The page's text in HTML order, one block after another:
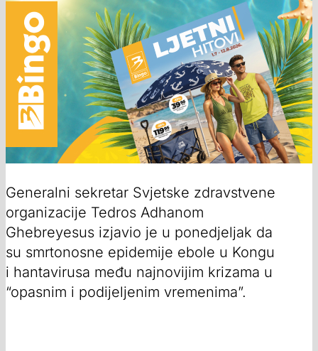
Generalni sekretar Svjetske zdravstvene
organizacije Tedros Adhanom
Ghebreyesus izjavio je u ponedjeljak da
su smrtonosne epidemije ebole u Kongu
i hantavirusa među najnovijim krizama u
“opasnim i podijeljenim vremenima”.